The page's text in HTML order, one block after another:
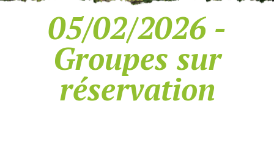
05/02/2026 -
Groupes sur
réservation